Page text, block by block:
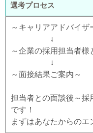
選考プロセス
～キャリアアドバイザ
↓
～企業の採用担当者様
↓
～面接結果ご案内～
担当者との面談後～採
です！
まずはあなたからの